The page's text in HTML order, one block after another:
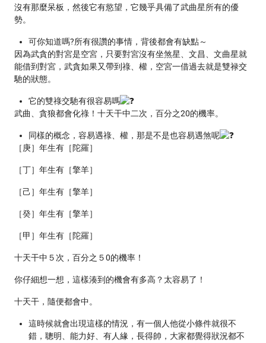
沒有那麼呆板，然後它有慾望，它幾乎具備了武曲星所有的優
勢。
可你知道嗎?所有很讚的事情，背後都會有缺點～
因為武貪的對宮是空宮，只要對宮沒有坐煞星、文昌、文曲星就
能借到對宮，武貪如果又帶到祿、權，空宮一借過去就是雙禄交
馳的狀態。
它的雙祿交馳有很容易嗎
武曲、貪狼都會化祿！十天干中二次，百分之20的機率。
同樣的概念，容易遇祿、權，那是不是也容易遇煞呢
［庚］年生有［陀羅］
［丁］年生有［擎羊］
［己］年生有［擎羊］
［癸］年生有［擎羊］
［甲］年生有［陀羅］
十天干中５次，百分之５0的機率！
你仔細想一想，這樣湊到的機會有多高？太容易了！
十天干，隨便都會中。
這時候就會出現這樣的情況，有一個人他從小條件就很不
錯，聰明、能力好、有人緣，長得帥，大家都覺得狀況都不